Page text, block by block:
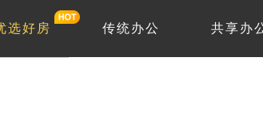
选好房 传统办公 共享办